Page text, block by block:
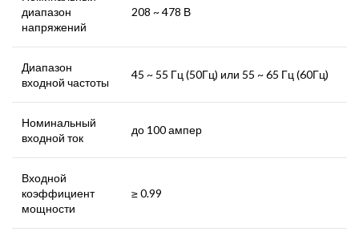
диапазон
напряжений
208 ~ 478 В
Диапазон
входной частоты
45 ~ 55 Гц (50Гц) или 55 ~ 65 Гц (60Гц)
Номинальный
входной ток
до 100 ампер
Входной
коэффициент
мощности
≥ 0.99